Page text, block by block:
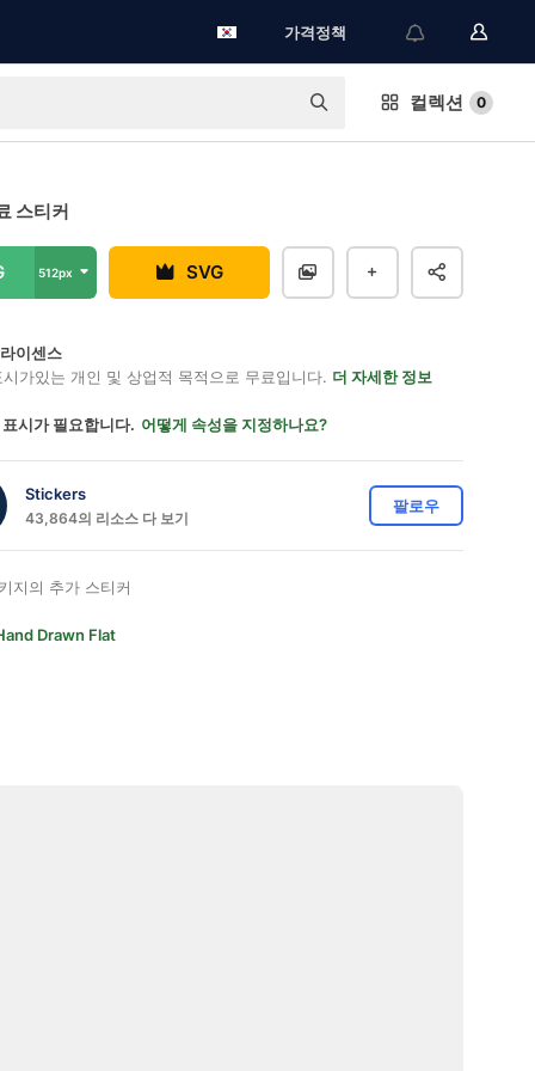
가격정책
컬렉션 0
스티커
512px SVG
이센스
가있는 개인 및 상업적 목적으로 무료입니다. 더 자세한 정보
시가 필요합니다. 어떻게 속성을 지정하나요?
Stickers
43,864의 리소스 다 보기
팔로우
지의 추가 스티커
Drawn Flat